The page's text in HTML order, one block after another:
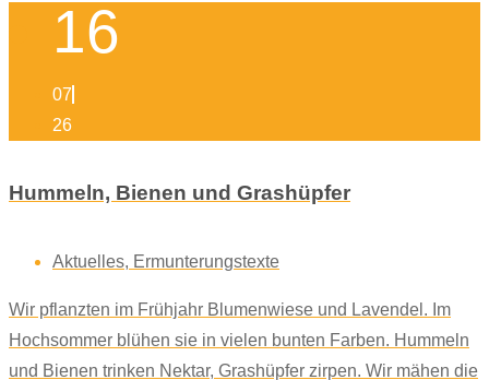
16
07
26
Hummeln, Bienen und Grashüpfer
Aktuelles, Ermunterungstexte
Wir pflanzten im Frühjahr Blumenwiese und Lavendel. Im
Hochsommer blühen sie in vielen bunten Farben. Hummeln
und Bienen trinken Nektar, Grashüpfer zirpen. Wir mähen die